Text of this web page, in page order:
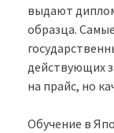
выдают
образца.
действующих
на прайс, но
Обучение в